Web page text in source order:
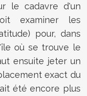
le cadavre d'un
examiner les
pour, dans
où se trouve le
ensuite jeter un
exact du
été encore plus